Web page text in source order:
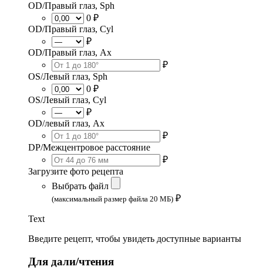
OD/Правый глаз, Sph
0 ₽
OD/Правый глаз, Cyl
₽
OD/Правый глаз, Ax
₽
OS/Левый глаз, Sph
0 ₽
OS/Левый глаз, Cyl
₽
OD/левый глаз, Ax
₽
DP/Межцентровое расстояние
₽
Загрузите фото рецепта
Выбрать файл
(максимальный размер файла 20 МБ) ₽
Text
Введите рецепт, чтобы увидеть доступные варианты
Для дали/чтения